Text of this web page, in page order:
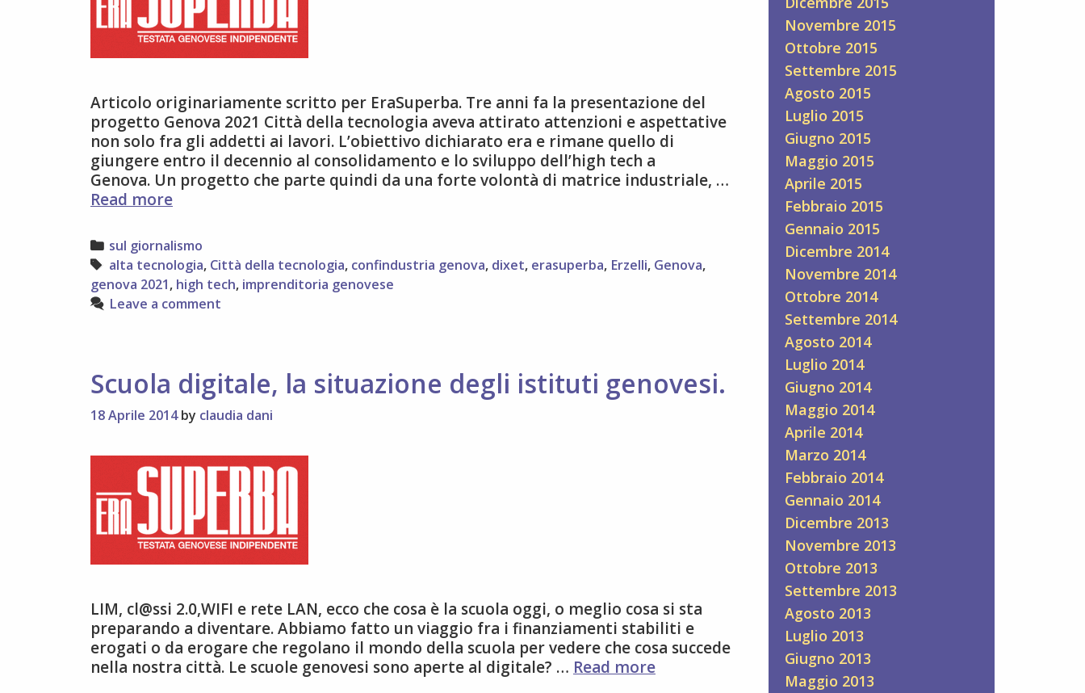
Articolo originariamente scritto per EraSuperba. Tre anni fa la presentazione del
progetto Genova 2021 Città della tecnologia aveva attirato attenzioni e aspettative
non solo fra gli addetti ai lavori. L’obiettivo dichiarato era e rimane quello di
giungere entro il decennio al consolidamento e lo sviluppo dell’high tech a
Genova. Un progetto che parte quindi da una forte volontà di matrice industriale, …
Read moreGenova
Città
della
Tecnologia
Categories
sul giornalismo
Tags
alta tecnologia, Città della tecnologia, confindustria genova, dixet, erasuperba, Erzelli, Genova,
genova 2021, high tech, imprenditoria genovese
Leave a comment
Scuola digitale, la situazione degli istituti genovesi.
18 Aprile 2014 by claudia dani
LIM, cl@ssi 2.0,WIFI e rete LAN, ecco che cosa è la scuola oggi, o meglio cosa si sta
preparando a diventare. Abbiamo fatto un viaggio fra i finanziamenti stabiliti e
erogati o da erogare che regolano il mondo della scuola per vedere che cosa succede
nella nostra città. Le scuole genovesi sono aperte al digitale? … Read moreScuola
Novembre 2015
Ottobre 2015
Settembre 2015
Agosto 2015
Luglio 2015
Giugno 2015
Maggio 2015
Aprile 2015
Febbraio 2015
Gennaio 2015
Dicembre 2014
Novembre 2014
Ottobre 2014
Settembre 2014
Agosto 2014
Luglio 2014
Giugno 2014
Maggio 2014
Aprile 2014
Marzo 2014
Febbraio 2014
Gennaio 2014
Dicembre 2013
Novembre 2013
Ottobre 2013
Settembre 2013
Agosto 2013
Luglio 2013
Giugno 2013
Maggio 2013